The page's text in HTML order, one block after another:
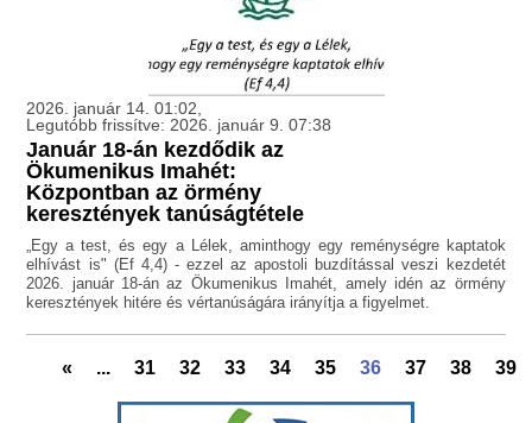
2026. január 14. 01:02,
Legutóbb frissítve: 2026. január 9. 07:38
Január 18-án kezdődik az
Ökumenikus Imahét:
Központban az örmény
keresztények tanúságtétele
„Egy a test, és egy a Lélek, aminthogy egy reménységre kaptatok
elhívást is" (Ef 4,4) - ezzel az apostoli buzdítással veszi kezdetét
2026. január 18-án az Ökumenikus Imahét, amely idén az örmény
keresztények hitére és vértanúságára irányítja a figyelmet.
« ... 31 32 33 34 35 36 37 38 39